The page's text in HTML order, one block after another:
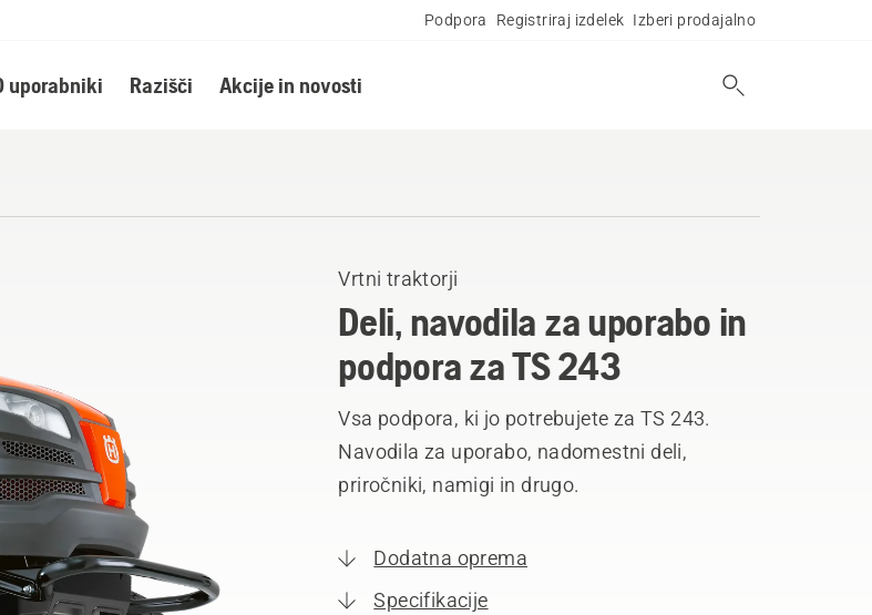
Podpora Registriraj izdelek Izberi prodajalno
uporabniki Razišči Akcije in novosti
Vrtni traktorji
Deli, navodila za uporabo in
podpora za TS 243
Vsa podpora, ki jo potrebujete za TS 243.
Navodila za uporabo, nadomestni deli,
priročniki, namigi in drugo.
Dodatna oprema
Specifikacije